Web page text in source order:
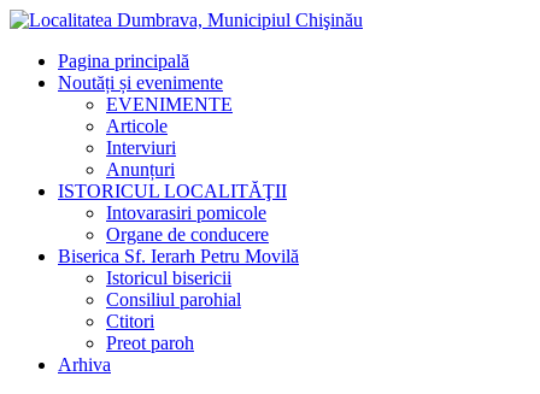
Pagina principală
Noutăți și evenimente
EVENIMENTE
Articole
Interviuri
Anunțuri
ISTORICUL LOCALITĂŢII
Intovarasiri pomicole
Organe de conducere
Biserica Sf. Ierarh Petru Movilă
Istoricul bisericii
Consiliul parohial
Ctitori
Preot paroh
Arhiva